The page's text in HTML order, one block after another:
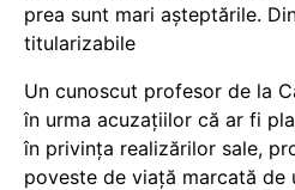
prea sunt mari așteptările.
titularizabile
Un cunoscut profesor de la
în urma acuzațiilor că ar fi
în privința realizărilor sale,
poveste de viață marcată de